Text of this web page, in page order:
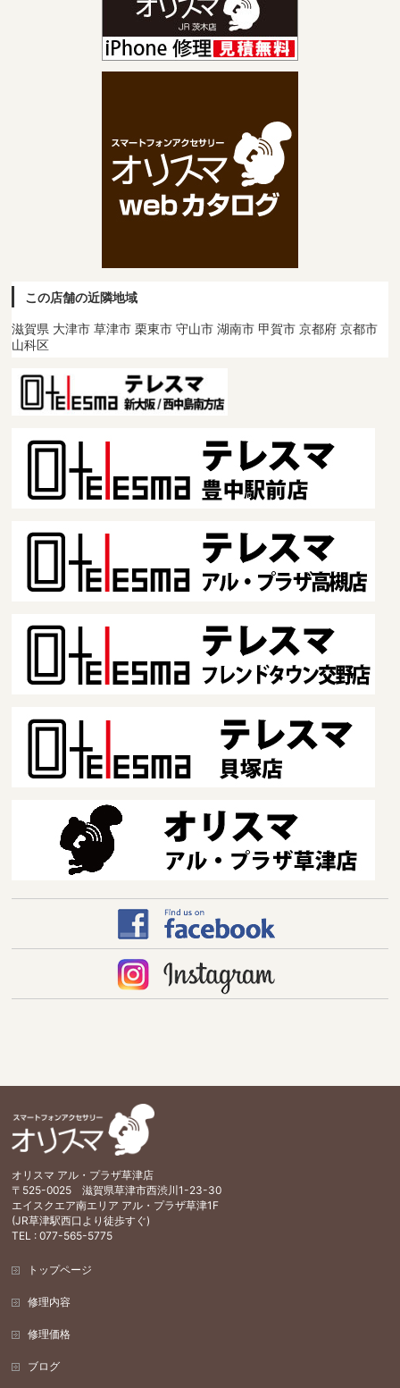
この店舗の近隣地域
滋賀県 大津市 草津市 栗東市 守山市 湖南市 甲賀市 京都府 京都市
山科区
オリスマ アル・プラザ草津店
〒525-0025 滋賀県草津市西渋川1-23-30
エイスクエア南エリア アル・プラザ草津1F
(JR草津駅西口より徒歩すぐ)
TEL : 077-565-5775
トップページ
修理内容
修理価格
ブログ